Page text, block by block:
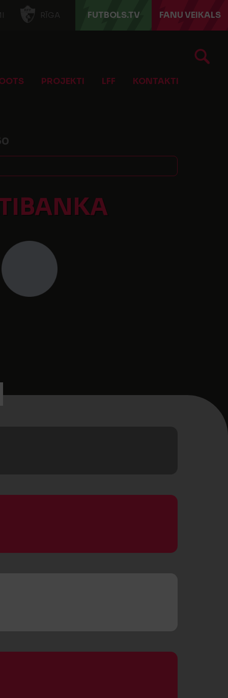
RĪGA FUTBOLS.TV FANU VEIKALS
PROJEKTI LFF KONTAKTI